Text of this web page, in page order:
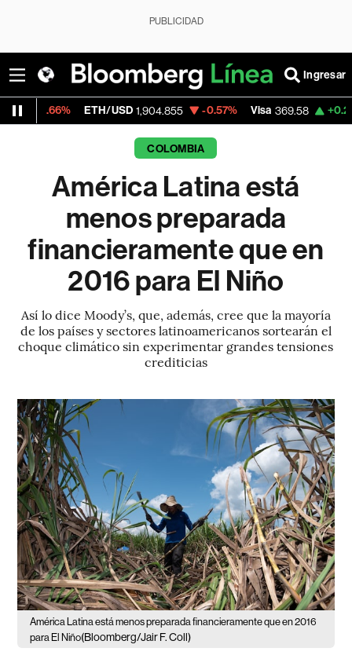
PUBLICIDAD
Ingresar
ETH/USD 1,904.855 -0.57% Visa 369.58 +0.28%
COLOMBIA
América Latina está
menos preparada
financieramente que en
2016 para El Niño
Así lo dice Moody’s, que, además, cree que la mayoría
de los países y sectores latinoamericanos sortearán el
choque climático sin experimentar grandes tensiones
crediticias
América Latina está menos preparada financieramente que en 2016
para El Niño(Bloomberg/Jair F. Coll)